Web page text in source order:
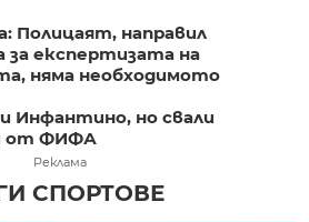
Полицаят, направил
за експертизата на
няма необходимото
Инфантино, но свали
от ФИФА
Реклама
СПОРТОВЕ